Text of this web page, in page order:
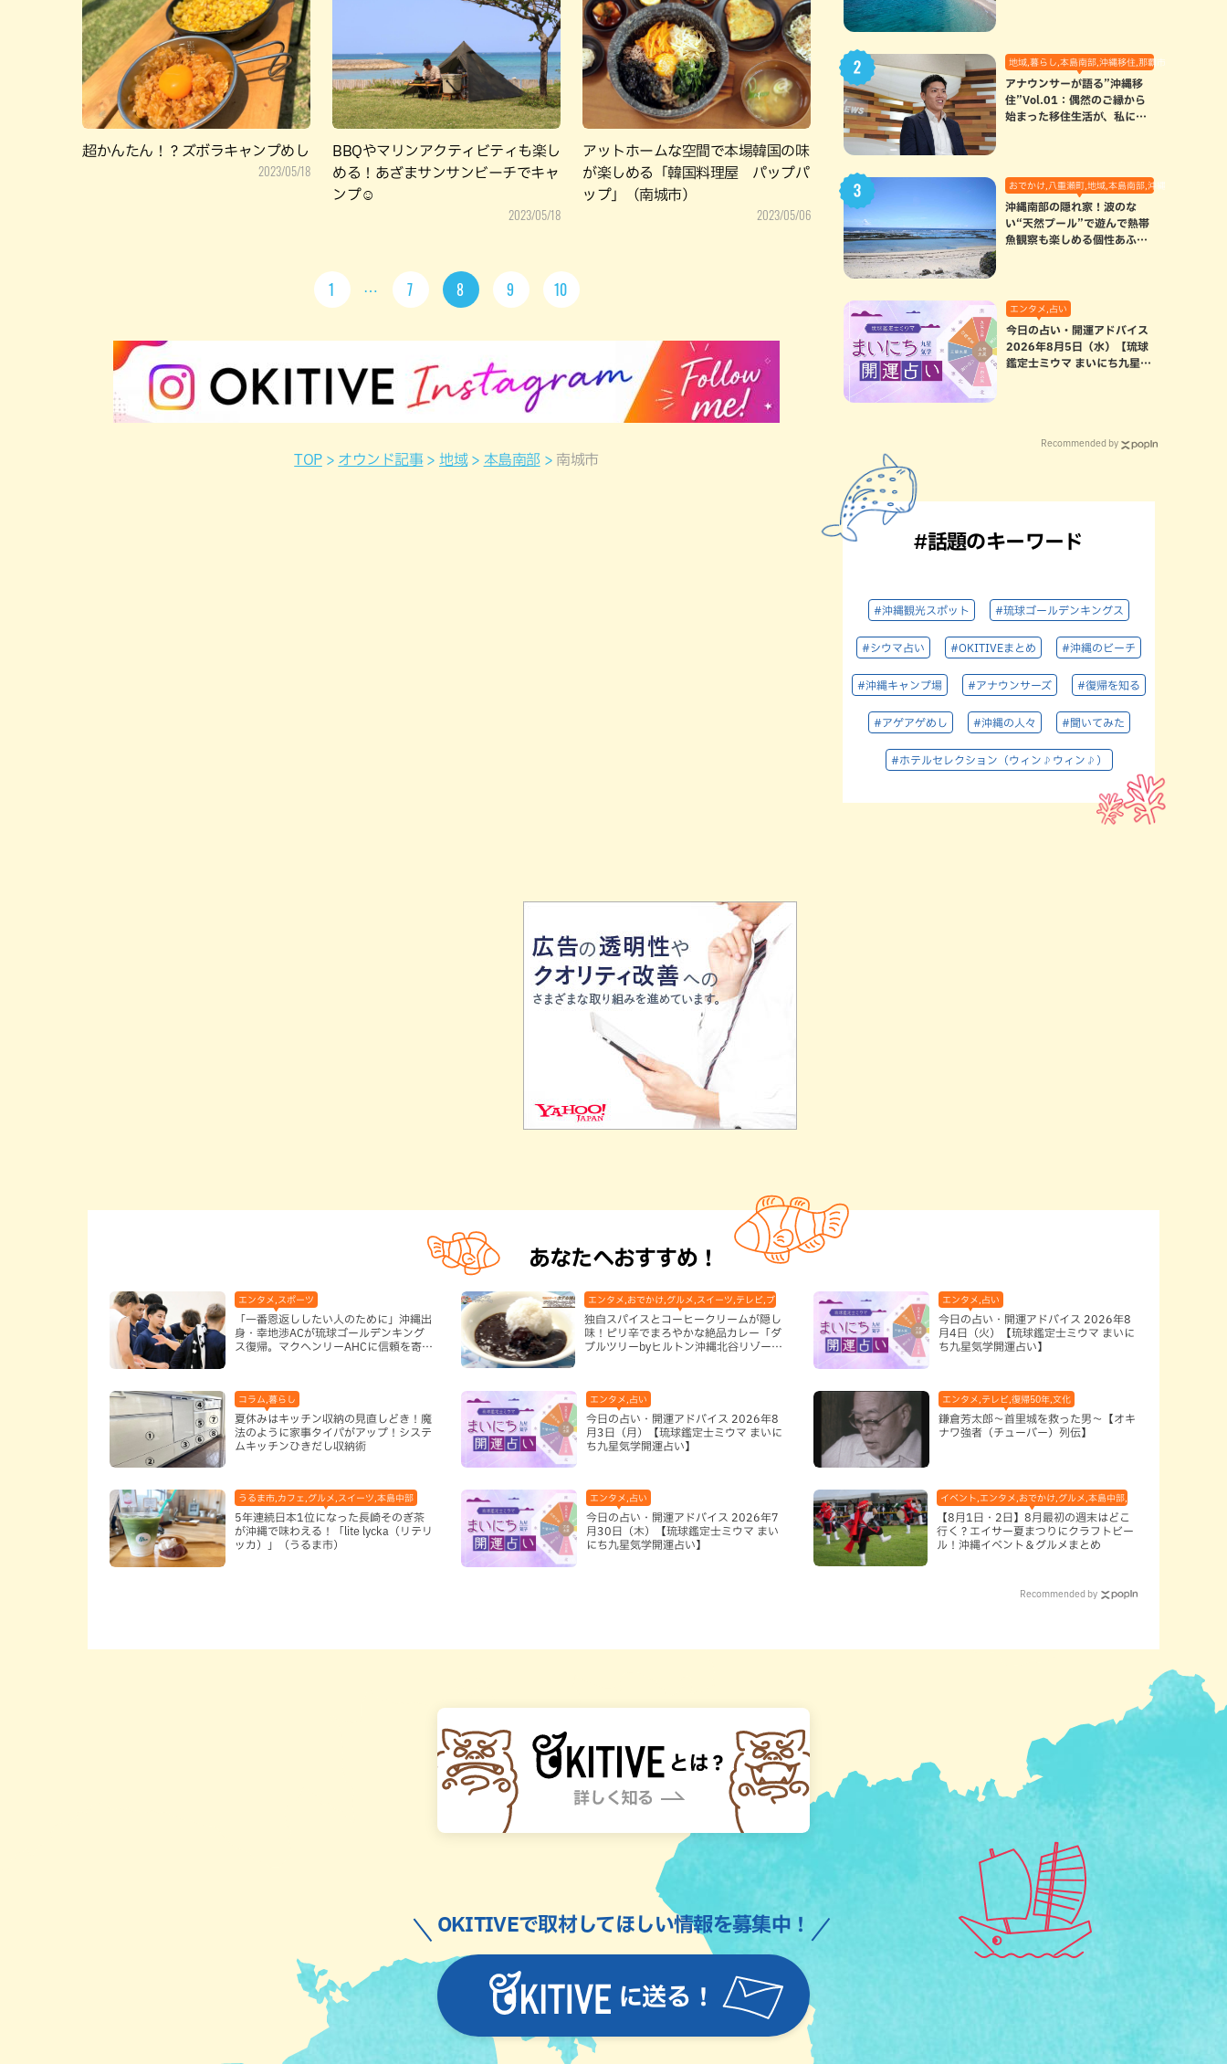
超かんたん！？ズボラキャンプめし
2023/05/18
BBQやマリンアクティビティも楽し
める！あざまサンサンビーチでキャ
ンプ☺
2023/05/18
アットホームな空間で本場韓国の味
が楽しめる「韓国料理屋 パップパ
ップ」（南城市）
2023/05/06
1 7 8 9 10
TOP オウンド記事 地域 本島南部 南城市
地域,暮らし,本島南部,沖縄移住,那覇市
アナウンサーが語る”沖縄移
住”Vol.01：偶然のご縁から
始まった移住生活が、私にと
おでかけ,八重瀬町,地域,本島南部,沖縄の海,自然
沖縄南部の隠れ家！波のな
い“天然プール”で遊んで熱帯
魚観察も楽しめる個性あふれ
エンタメ,占い
今日の占い・開運アドバイス
2026年8月5日（水）【琉球
鑑定士ミウマ まいにち九星気
Recommended by
#話題のキーワード
#沖縄観光スポット #琉球ゴールデンキングス
#シウマ占い #OKITIVEまとめ #沖縄のビーチ
#沖縄キャンプ場 #アナウンサーズ #復帰を知る
#アゲアゲめし #沖縄の人々 #聞いてみた
#ホテルセレクション（ウィン♪ウィン♪）
あなたへおすすめ！
エンタメ,スポーツ
「一番恩返ししたい人のために」沖縄出
身・幸地渉ACが琉球ゴールデンキング
ス復帰。マクヘンリーAHCに信頼を寄せ
エンタメ,おでかけ,グルメ,スイーツ,テレビ,ブッフェ・バイキング,ホテル,北谷町,地域,本島中部
独自スパイスとコーヒークリームが隠し
味！ピリ辛でまろやかな絶品カレー「ダ
ブルツリーbyヒルトン沖縄北谷リゾー
エンタメ,占い
今日の占い・開運アドバイス 2026年8
月4日（火）【琉球鑑定士ミウマ まいに
ち九星気学開運占い】
コラム,暮らし
夏休みはキッチン収納の見直しどき！魔
法のように家事タイパがアップ！システ
ムキッチンひきだし収納術
エンタメ,占い
今日の占い・開運アドバイス 2026年8
月3日（月）【琉球鑑定士ミウマ まいに
ち九星気学開運占い】
エンタメ,テレビ,復帰50年,文化
鎌倉芳太郎～首里城を救った男～【オキ
ナワ強者（チューバー）列伝】
うるま市,カフェ,グルメ,スイーツ,本島中部
5年連続日本1位になった長崎そのぎ茶
が沖縄で味わえる！「lite lycka（リテリ
ッカ）」（うるま市）
エンタメ,占い
今日の占い・開運アドバイス 2026年7
月30日（木）【琉球鑑定士ミウマ まい
にち九星気学開運占い】
イベント,エンタメ,おでかけ,グルメ,本島中部,本島北部,本島南部
【8月1日・2日】8月最初の週末はどこ
行く？エイサー夏まつりにクラフトビー
ル！沖縄イベント＆グルメまとめ
Recommended by
に送る！
OKITIVEで取材してほしい情報を募集中！